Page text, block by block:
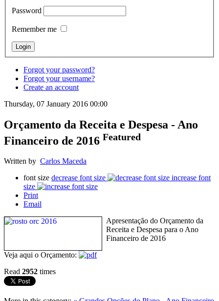
Password
Remember me
Forgot your password?
Forgot your username?
Create an account
Thursday, 07 January 2016 00:00
Orçamento da Receita e Despesa - Ano
Financeiro de 2016 Featured
Written by Carlos Maceda
font size decrease font size
increase font
size
Print
Email
Apresentação do Orçamento da
Receita e Despesa para o Ano
Financeiro de 2016
Veja aqui o Orçamento:
Read 2952 times